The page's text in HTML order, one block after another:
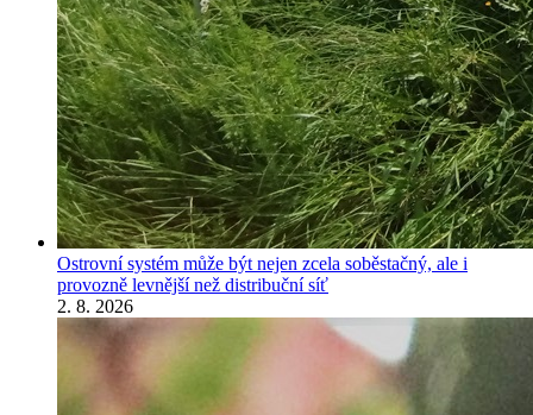
Ostrovní systém může být nejen zcela soběstačný, ale i
provozně levnější než distribuční síť
2. 8. 2026